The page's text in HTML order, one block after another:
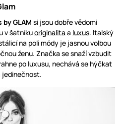
GLAM si jsou dobře vědomi
v šatníkuoriginalita a luxus. Italský
na poli módy je jasnou volbou
ženu. Značka se snaží vzbudit
po luxusu, nechává se hýčkat
jedinečnost.